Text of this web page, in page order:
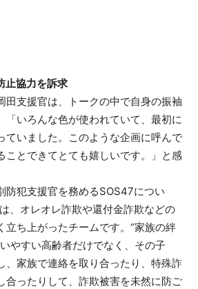
止協力を訴求
支援官は、トークの中で自身の振袖
「いろんな色が使われていて、最初に
ていました。このような企画に呼んで
ことできてとても嬉しいです。」と感
犯支援官を務めるSOS47につい
、オレオレ詐欺や還付金詐欺などの
立ち上がったチームです。“家族の絆
やすい高齢者だけでなく、その子
、家族で連絡を取り合ったり、特殊詐
合ったりして、詐欺被害を未然に防ご